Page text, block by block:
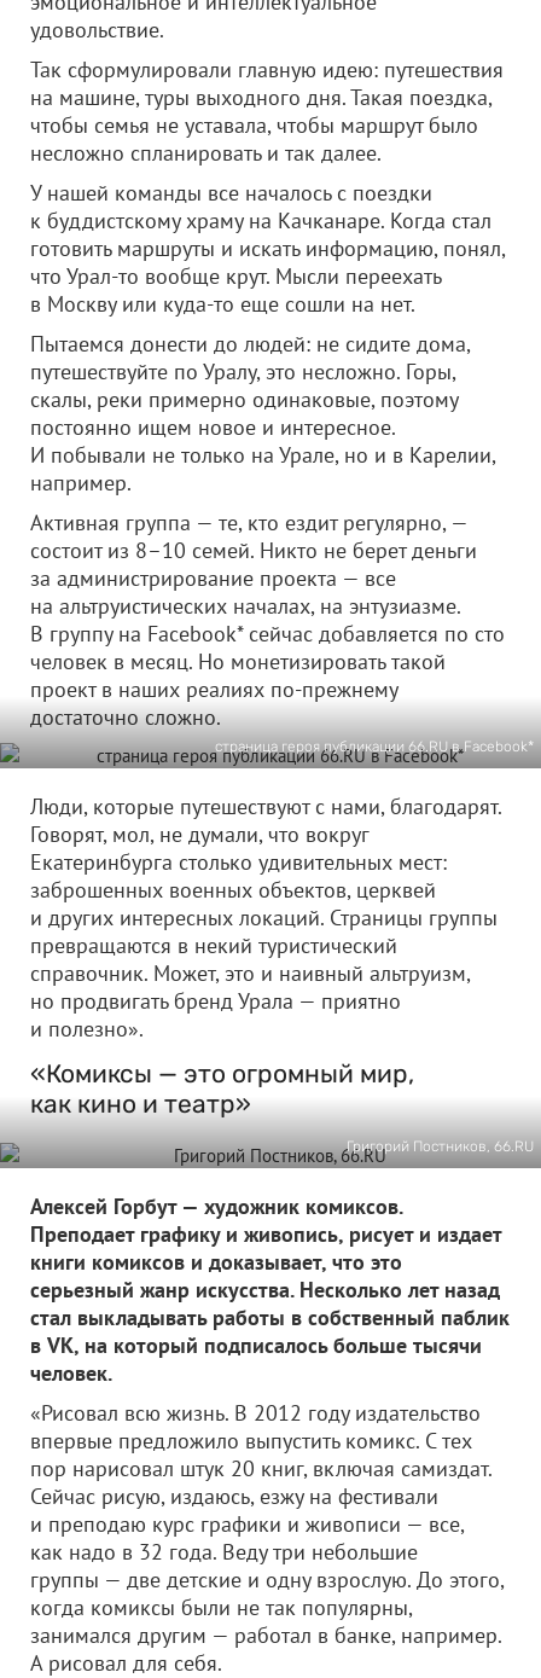
удовольствие.
Так сформулировали главную идею: путешествия
на машине, туры выходного дня. Такая поездка,
чтобы семья не уставала, чтобы маршрут было
несложно спланировать и так далее.
У нашей команды все началось с поездки
к буддистскому храму на Качканаре. Когда стал
готовить маршруты и искать информацию, понял,
что Урал-то вообще крут. Мысли переехать
в Москву или куда-то еще сошли на нет.
Пытаемся донести до людей: не сидите дома,
путешествуйте по Уралу, это несложно. Горы,
скалы, реки примерно одинаковые, поэтому
постоянно ищем новое и интересное.
И побывали не только на Урале, но и в Карелии,
например.
Активная группа — те, кто ездит регулярно, —
состоит из 8–10 семей. Никто не берет деньги
за администрирование проекта — все
на альтруистических началах, на энтузиазме.
В группу на Facebook* сейчас добавляется по сто
человек в месяц. Но монетизировать такой
проект в наших реалиях по-прежнему
достаточно сложно.
страница героя публикации 66.RU в Facebook*
Люди, которые путешествуют с нами, благодарят.
Говорят, мол, не думали, что вокруг
Екатеринбурга столько удивительных мест:
заброшенных военных объектов, церквей
и других интересных локаций. Страницы группы
превращаются в некий туристический
справочник. Может, это и наивный альтруизм,
но продвигать бренд Урала — приятно
и полезно».
«Комиксы — это огромный мир,
как кино и театр»
Григорий Постников, 66.RU
Алексей Горбут — художник комиксов.
Преподает графику и живопись, рисует и издает
книги комиксов и доказывает, что это
серьезный жанр искусства. Несколько лет назад
стал выкладывать работы в собственный паблик
в VK, на который подписалось больше тысячи
человек.
«Рисовал всю жизнь. В 2012 году издательство
впервые предложило выпустить комикс. С тех
пор нарисовал штук 20 книг, включая самиздат.
Сейчас рисую, издаюсь, езжу на фестивали
и преподаю курс графики и живописи — все,
как надо в 32 года. Веду три небольшие
группы — две детские и одну взрослую. До этого,
когда комиксы были не так популярны,
занимался другим — работал в банке, например.
А рисовал для себя.